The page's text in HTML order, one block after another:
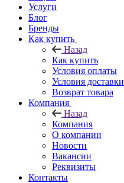
Услуги
Блог
Бренды
Как купить
Назад
Как купить
Условия оплаты
Условия доставки
Возврат товара
Компания
Назад
Компания
О компании
Новости
Вакансии
Реквизиты
Контакты